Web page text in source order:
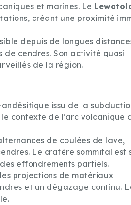
et marines. Le
créant une proximité
depuis de longues
de cendres. Son activité quasi
de la région.
issu de la
le contexte de l’arc volcanique
de coulées de lave,
Le cratère sommital est
effondrements partiels.
projections de matériaux
et un dégazage continu.